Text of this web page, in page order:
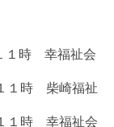
１時 幸福祉会
１時 柴崎福祉
１時 幸福祉会